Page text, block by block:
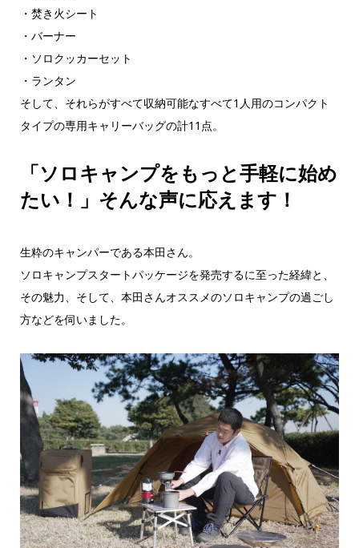
・焚き火シート
・バーナー
・ソロクッカーセット
・ランタン
そして、それらがすべて収納可能なすべて1人用のコンパクト
タイプの専用キャリーバッグの計11点。
「ソロキャンプをもっと手軽に始め
たい！」そんな声に応えます！
生粋のキャンパーである本田さん。
ソロキャンプスタートパッケージを発売するに至った経緯と、
その魅力、そして、本田さんオススメのソロキャンプの過ごし
方などを伺いました。